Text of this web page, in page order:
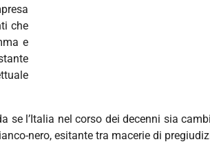
che
e
l’Italia nel corso dei decenni sia
nero, esitante tra macerie di